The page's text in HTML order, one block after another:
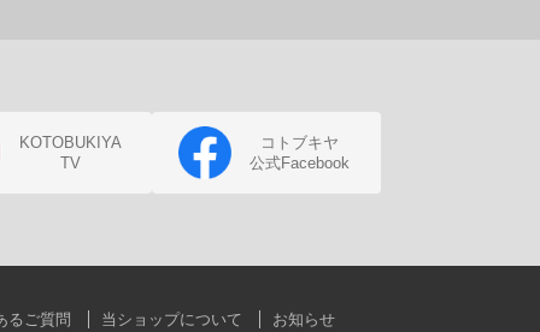
KOTOBUKIYA
TV
コトブキヤ
公式Facebook
るご質問 当ショップについて お知らせ